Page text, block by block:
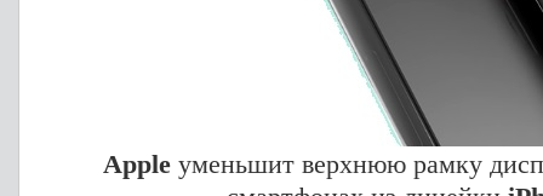
Apple уменьшит верхнюю рамку